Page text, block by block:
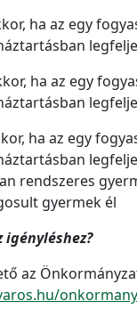
ha az egy
ha az egy
ha az egy
rendszeres
gyermek él
az